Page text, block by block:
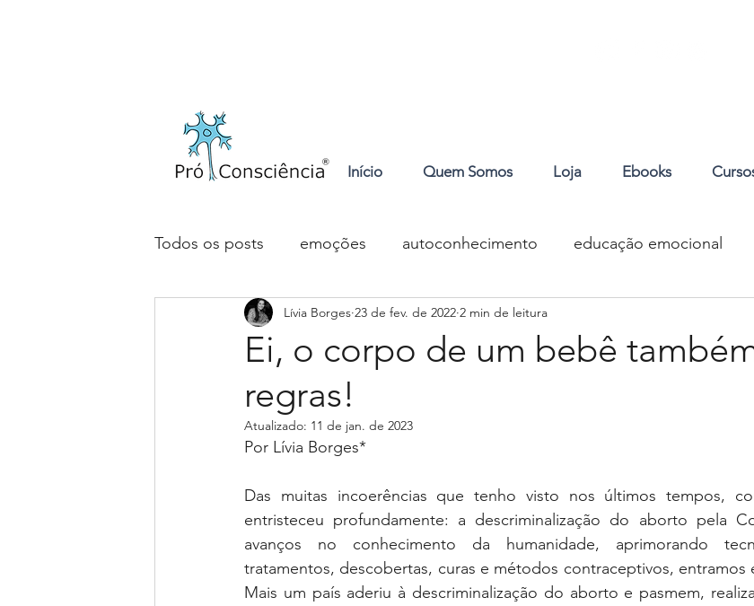
Todos os posts emoções autoconhecimento educação emocional
espiritualidade deficiência inclusão revisão
preconceito holocausto
gestante maternidade
qualidade de vida diversidade direitos humanos paternidade
Ei, o corpo de um bebê
regras!
Lívia Borges 23 de fev. de 2022 2 min de leitura
Atualizado: 11 de jan. de 2023
Por Lívia Borges*
Das muitas incoerências que tenho visto nos últimos tempos,
entristeceu profundamente: a descriminalização do aborto pela
avanços no conhecimento da humanidade, aprimorando
tratamentos, descobertas, curas e métodos contraceptivos, entramos
Mais um país aderiu à descriminalização do aborto e pasmem,
Início Quem Somos Loja Ebooks